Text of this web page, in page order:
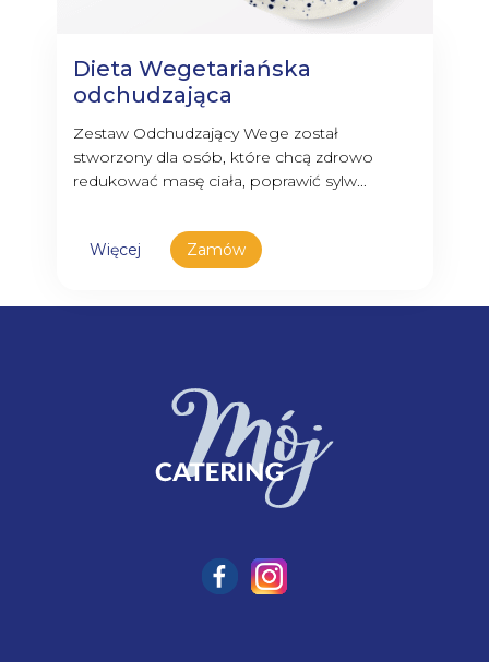
Dieta Wegetariańska
odchudzająca
Zestaw Odchudzający Wege został
stworzony dla osób, które chcą zdrowo
redukować masę ciała, poprawić sylw...
Więcej Zamów